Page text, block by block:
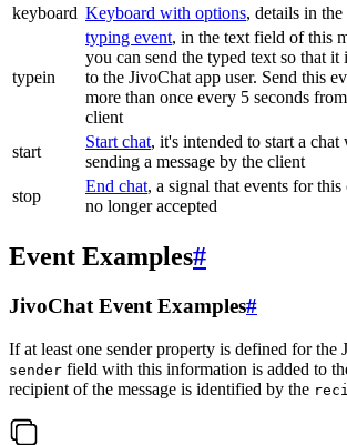
keyboard Keyboard with options, details in
typein
typing event, in the text field of this
you can send the typed text so that it
to the JivoChat app user. Send this
more than once every 5 seconds
client
start
Start chat, it's intended to start a chat
sending a message by the client
stop
End chat, a signal that events for this
no longer accepted
Event Examples#
JivoChat Event Examples#
If at least one sender property is defined for the
sender field with this information is added to
recipient of the message is identified by the